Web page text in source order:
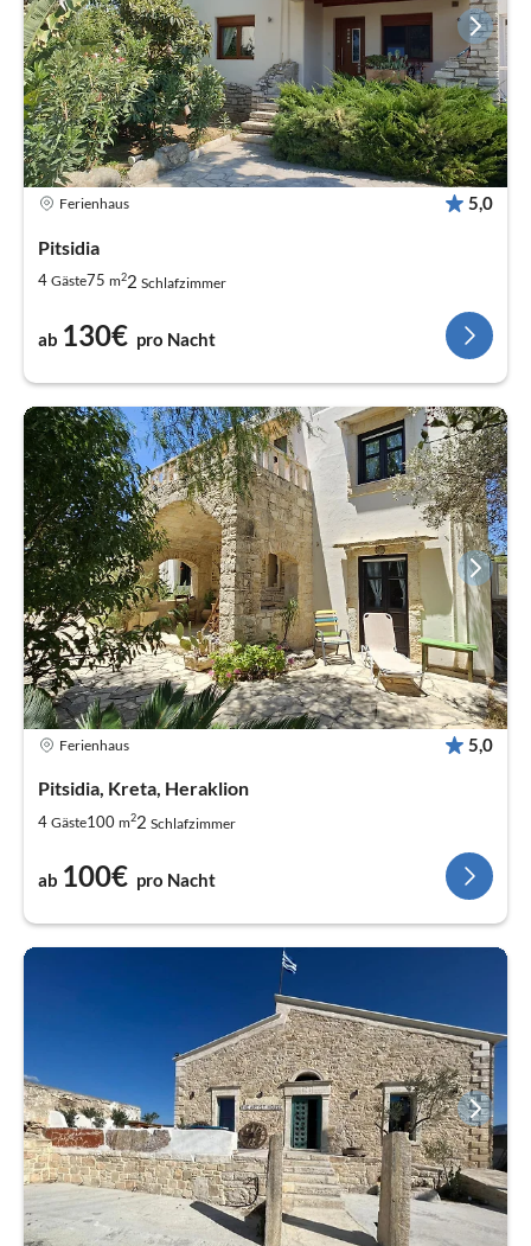
Ferienhaus 5,0
Pitsidia
4 Gäste75 m22 Schlafzimmer
ab 130€ pro Nacht
Ferienhaus 5,0
Pitsidia, Kreta, Heraklion
4 Gäste100 m22 Schlafzimmer
ab 100€ pro Nacht